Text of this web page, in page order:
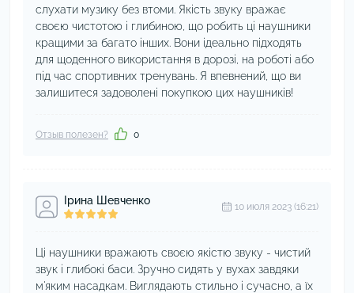
слухати музику без втоми. Якість звуку вражає
своєю чистотою і глибиною, що робить ці наушники
кращими за багато інших. Вони ідеально підходять
для щоденного використання в дорозі, на роботі або
під час спортивних тренувань. Я впевнений, що ви
залишитеся задоволені покупкою цих наушників!
Отзыв полезен? 0
Ірина Шевченко 10 июля 2023 (16:21)
Ці наушники вражають своєю якістю звуку - чистий
звук і глибокі баси. Зручно сидять у вухах завдяки
м'яким насадкам. Виглядають стильно і сучасно, а їх